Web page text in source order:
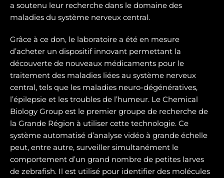
a soutenu leur recherche dans le domaine des
maladies du système nerveux central.
Grâce à ce don, le laboratoire a été en mesure
d’acheter un dispositif innovant permettant la
découverte de nouveaux médicaments pour le
traitement des maladies liées au système nerveux
central, tels que les maladies neuro-dégénératives,
l’épilepsie et les troubles de l’humeur. Le Chemical
Biology Group est le premier groupe de recherche de
la Grande Région à utiliser cette technologie. Ce
système automatisé d’analyse vidéo à grande échelle
peut, entre autre, surveiller simultanément le
comportement d’un grand nombre de petites larves
de zebrafish. Il est utilisé pour identifier des molécules